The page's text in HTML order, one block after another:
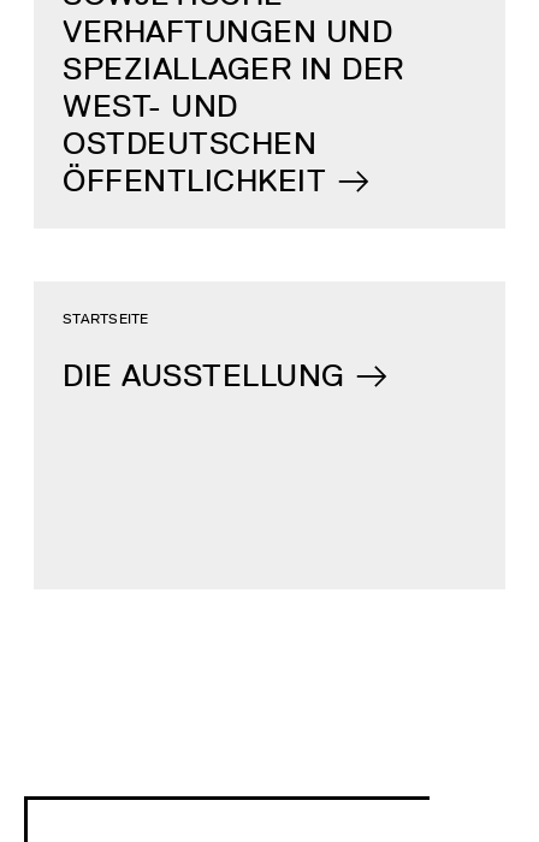
VERHAFTUNGEN UND
SPEZIALLAGER IN DER
WEST- UND
OSTDEUTSCHEN
ÖFFENTLICHKEIT
DIE AUSSTELLUNG
STARTSEITE